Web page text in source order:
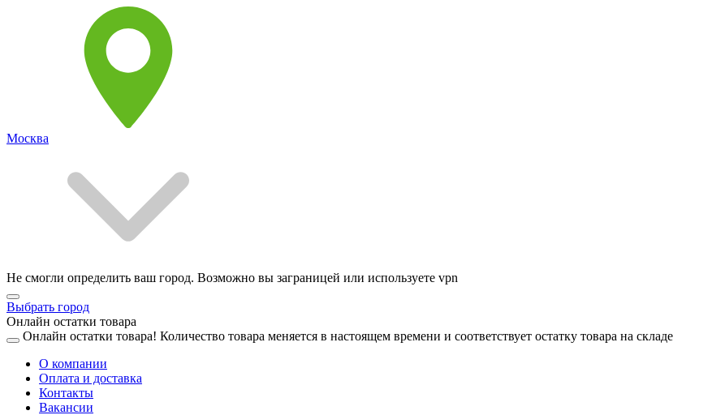
Москва
Не смогли определить ваш город. Возможно вы заграницей или используете vpn
Выбрать город
Онлайн остатки товара
Онлайн остатки товара! Количество товара меняется в настоящем времени и соответствует остатку товара на складе
О компании
Оплата и доставка
Контакты
Вакансии